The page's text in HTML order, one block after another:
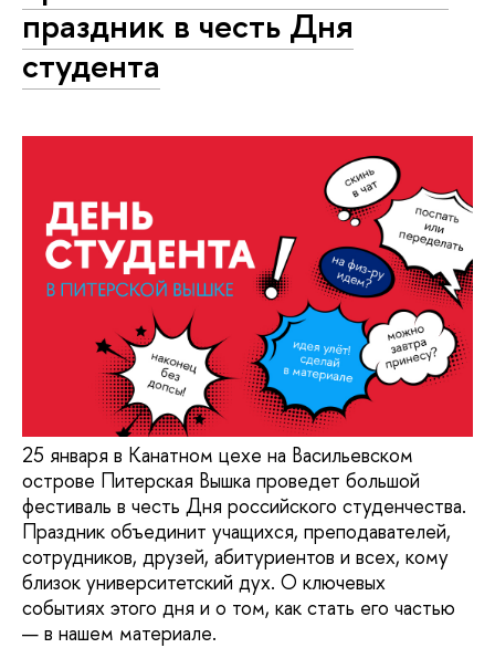
праздник в честь Дня
студента
25 января в Канатном цехе на Васильевском
острове Питерская Вышка проведет большой
фестиваль в честь Дня российского студенчества.
Праздник объединит учащихся, преподавателей,
сотрудников, друзей, абитуриентов и всех, кому
близок университетский дух. О ключевых
событиях этого дня и о том, как стать его частью
— в нашем материале.